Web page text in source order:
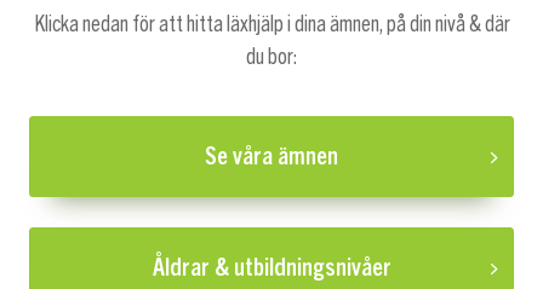
Klicka nedan för att hitta läxhjälp i dina ämnen, på din nivå & där
du bor:
Se våra ämnen
Åldrar & utbildningsnivåer